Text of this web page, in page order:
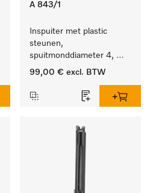
A 843/1
Inspuiter met plastic
steunen,
spuitmonddiameter 4,
lengte 185 mm, 5 stuks
99,00 € excl. BTW